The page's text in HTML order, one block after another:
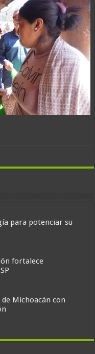
para potenciar su
fortalece
Michoacán con